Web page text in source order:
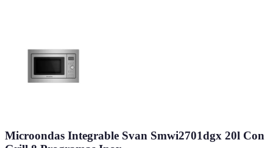
Microondas Integrable Svan Smwi2701dgx 20l Con